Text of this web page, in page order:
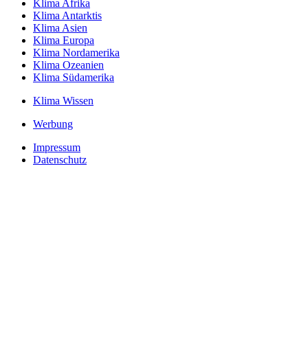
Klima Afrika
Klima Antarktis
Klima Asien
Klima Europa
Klima Nordamerika
Klima Ozeanien
Klima Südamerika
Klima Wissen
Werbung
Impressum
Datenschutz